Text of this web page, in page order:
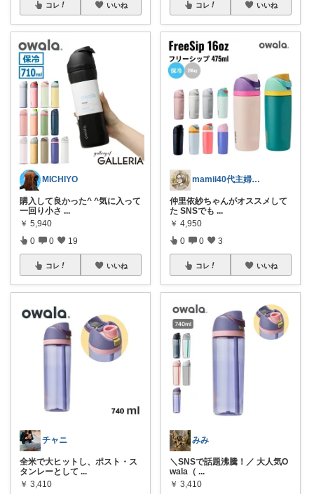
コレ いいね
MICHIYO
購入して良かった^ ^気に入って
一回り小さ ...
￥ 5,940
0 0 19
コレ いいね
チャニ
全米で大ヒットし、ポスト・ス
タンレーとして ...
￥ 3,410
コレ いいね
mamii40代主婦の心地いい暮らし
仲里依紗ちゃんがオススメして
た SNSでも ...
￥ 4,950
0 0 3
コレ いいね
みみ
＼SNSで話題沸騰！／ 大人気O
wala（ ...
￥ 3,410